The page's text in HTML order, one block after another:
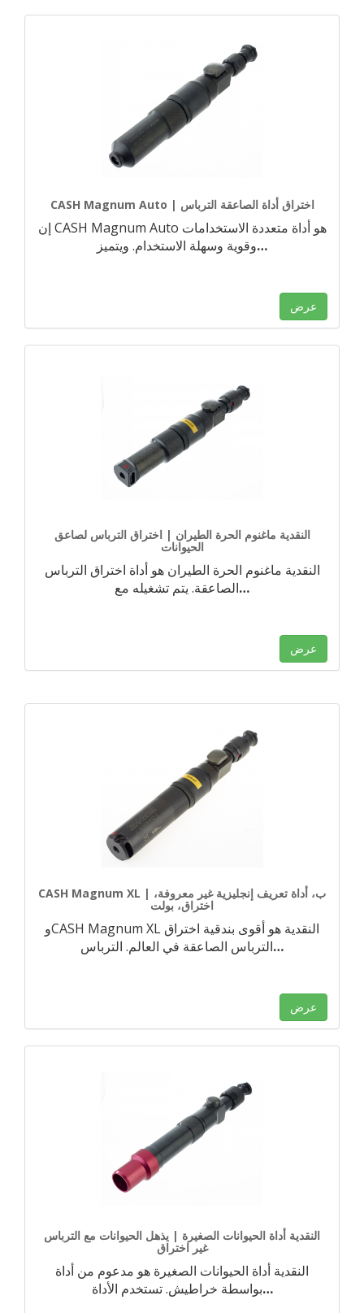
CASH Magnum Auto | اختراق أداة الصاعقة الترباس
إن CASH Magnum Auto هو أداة متعددة الاستخدامات
وقوية وسهلة الاستخدام. ويتميز…
عرض
النقدية ماغنوم الحرة الطيران | اختراق الترباس لصاعق
الحيوانات
النقدية ماغنوم الحرة الطيران هو أداة اختراق الترباس
الصاعقة. يتم تشغيله مع…
عرض
CASH Magnum XL | ب، أداة تعريف إنجليزية غير معروفة،
اختراق، بولت
وCASH Magnum XL النقدية هو أقوى بندقية اختراق
الترباس الصاعقة في العالم. الترباس…
عرض
النقدية أداة الحيوانات الصغيرة | يذهل الحيوانات مع الترباس
غير اختراق
النقدية أداة الحيوانات الصغيرة هو مدعوم من أداة
بواسطة خراطيش. تستخدم الأداة…